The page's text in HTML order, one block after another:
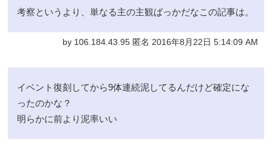
考察というより、単なる主の主観ばっかだなこの記事は。
by 106.184.43.95 匿名 2016年8月22日 5:14:09 AM
イベント復刻してから9体連続泥してるんだけど確定にな
ったのかな？
明らかに前より泥率いい